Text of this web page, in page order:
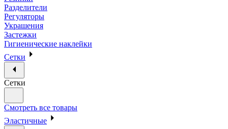
Разделители
Регуляторы
Украшения
Застежки
Гигиенические наклейки
Сетки
Сетки
Смотреть все товары
Эластичные